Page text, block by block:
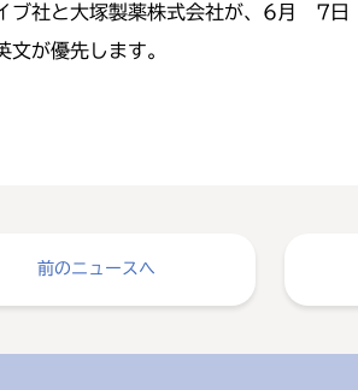
社と大塚製薬株式会社が、6月 7日
が優先します。
前のニュースへ